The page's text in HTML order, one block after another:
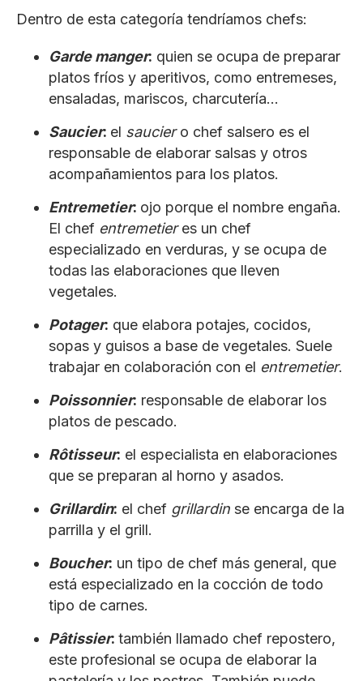
Dentro de esta categoría tendríamos chefs:
Garde manger: quien se ocupa de preparar
platos fríos y aperitivos, como entremeses,
ensaladas, mariscos, charcutería…
Saucier: el sauciero chef salsero es el
responsable de elaborar salsas y otros
acompañamientos para los platos.
Entremetier: ojo porque el nombre engaña.
El chef entremetieres un chef
especializado en verduras, y se ocupa de
todas las elaboraciones que lleven
vegetales.
Potager: que elabora potajes, cocidos,
sopas y guisos a base de vegetales. Suele
trabajar en colaboración con el entremetier.
Poissonnier: responsable de elaborar los
platos de pescado.
Rôtisseur: el especialista en elaboraciones
que se preparan al horno y asados.
Grillardin: el chef grillardin se encarga de la
parrilla y el grill.
Boucher: un tipo de chef más general, que
está especializado en la cocción de todo
tipo de carnes.
Pâtissier: también llamado chef repostero,
este profesional se ocupa de elaborar la